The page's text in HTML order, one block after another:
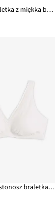
Biustonosz braletka z miękką bawełną organiczną
Wyściełany biustonosz braletka bez fiszbinów z bawełną organiczną i koronką